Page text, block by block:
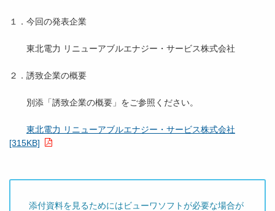
１．今回の発表企業
東北電力 リニューアブルエナジー・サービス株式会社
２．誘致企業の概要
別添「誘致企業の概要」をご参照ください。
東北電力 リニューアブルエナジー・サービス株式会社
[315KB]
添付資料を見るためにはビューワソフトが必要な場合が